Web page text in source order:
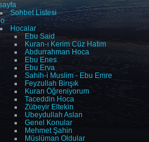
Sohbet Listesi
Hocalar
Ebu Said
Kuran-ı Kerim Cüz Hatim
Abdurrahman Hoca
Ebu Enes
Ebu Erva
Sahih-i Muslim - Ebu Emre
Feyzullah Birışık
Kuran Öğreniyorum
Taceddin Hoca
Zübeyir Eltekin
Ubeydullah Aslan
Genel Konular
Mehmet Şahin
Müslüman Oldular